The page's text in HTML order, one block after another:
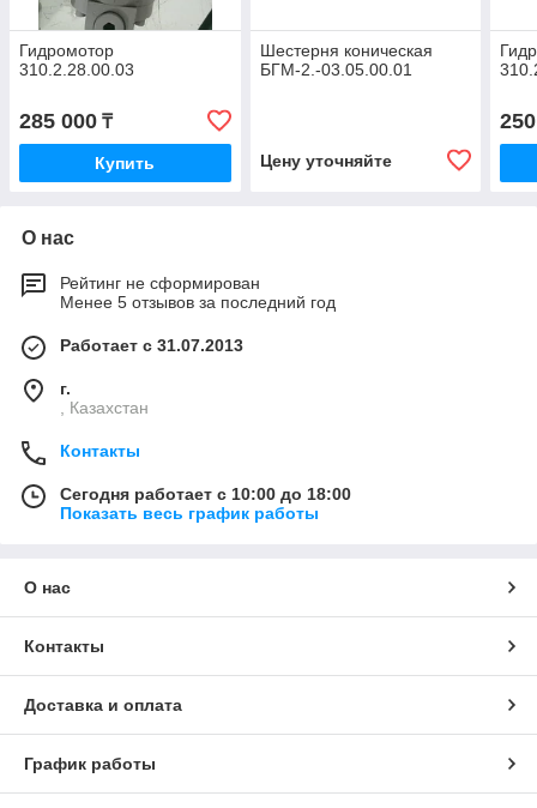
Гидромотор
310.2.28.00.03
285 000 ₸
Купить
Шестерня коническая
БГМ-2.-03.05.00.01
Цену уточняйте
О нас
Рейтинг не сформирован
Менее 5 отзывов за последний год
Работает с 31.07.2013
г.
, Казахстан
Контакты
Сегодня работает с 10:00 до 18:00
Показать весь график работы
О нас
Контакты
Доставка и оплата
График работы